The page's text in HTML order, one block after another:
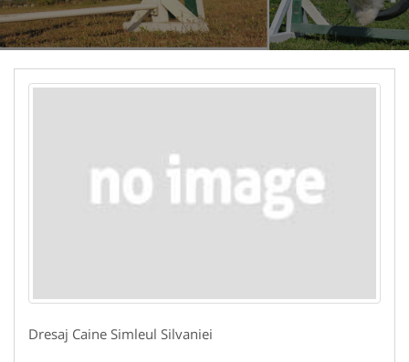
Dresaj Caine Simleul Silvaniei